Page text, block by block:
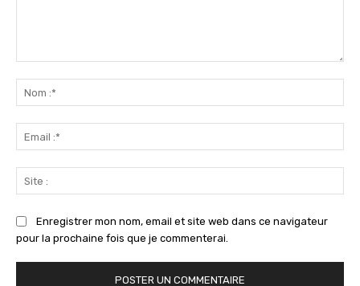
:*
:*
:
Enregistrer mon nom, email et site web dans ce navigateur
pour la prochaine fois que je commenterai.